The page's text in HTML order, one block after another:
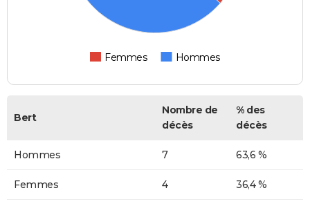
Femmes Hommes
Bert
Nombre de
décès
% des
décès
Hommes 7 63,6 %
Femmes 4 36,4 %